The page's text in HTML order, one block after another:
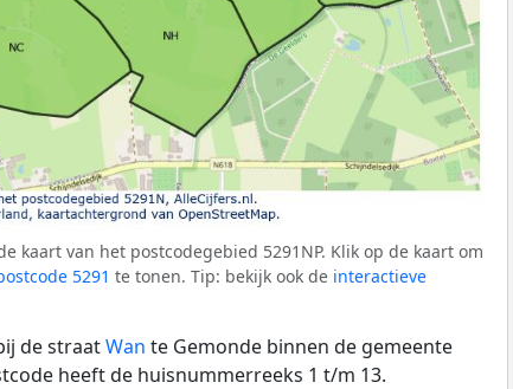
kaart van het postcodegebied 5291NP. Klik op de kaart om
5291 te tonen. Tip: bekijk ook de interactieve
de straatWan te Gemonde binnen de gemeente
heeft de huisnummerreeks 1 t/m 13.